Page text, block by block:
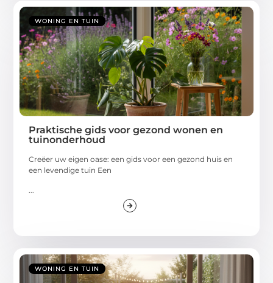
WONING EN TUIN
Praktische gids voor gezond wonen en
tuinonderhoud
Creëer uw eigen oase: een gids voor een gezond huis en
een levendige tuin Een
WONING EN TUIN